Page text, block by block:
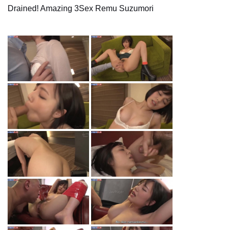
Drained! Amazing 3Sex Remu Suzumori